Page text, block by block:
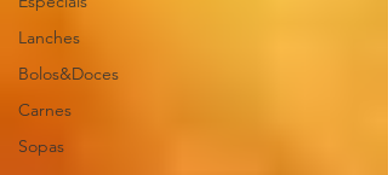
Lanches
Bolos&Doces
Carnes
Sopas